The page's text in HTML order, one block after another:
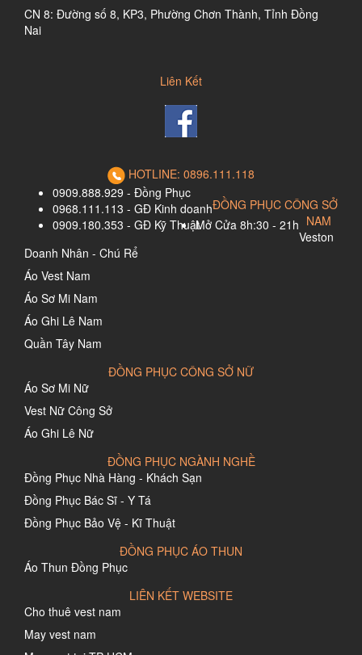
CN 8: Đường số 8, KP3, Phường Chơn Thành, Tỉnh Đồng
Nai
Liên Kết
HOTLINE: 0896.111.118
0909.888.929 - Đồng Phục
0968.111.113 - GĐ Kinh doanh
0909.180.353 - GĐ Kỹ ThuậtMở Cửa 8h:30 - 21h
ĐỒNG PHỤC CÔNG SỞ
NAM
Veston
Doanh Nhân - Chú Rể
Áo Vest Nam
Áo Sơ Mi Nam
Áo Ghi Lê Nam
Quần Tây Nam
ĐỒNG PHỤC CÔNG SỞ NỮ
Áo Sơ Mi Nữ
Vest Nữ Công Sở
Áo Ghi Lê Nữ
ĐỒNG PHỤC NGÀNH NGHỀ
Đồng Phục Nhà Hàng - Khách Sạn
Đồng Phục Bác Sĩ - Y Tá
Đồng Phục Bảo Vệ - Kĩ Thuật
ĐỒNG PHỤC ÁO THUN
Áo Thun Đồng Phục
LIÊN KẾT WEBSITE
Cho thuê vest nam
May vest nam